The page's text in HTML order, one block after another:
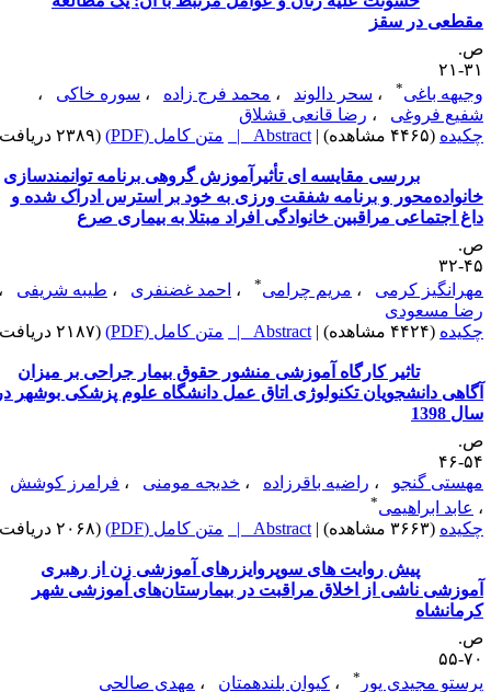
در سقز
۲۱
باغی
سحر دالوند محمد فرج زاده سوره خاکی
فروغی
رضا قانعی قشلاق
(۴۴۶۵ مشاهده) |
Abstract | متن کامل (PDF) (۲۳۸۹ دریافت)
بررسی مقایسه ای تأثیرآموزش گروهی برنامه توانمندسازی
و برنامه شفقت ورزی به خود بر استرس ادراک شده و
اجتماعی مراقبین خانوادگی افراد مبتلا به بیماری صرع
۳۲
کرمی
مریم چرامی احمد غضنفری طیبه شریفی
مسعودی
(۴۴۲۴ مشاهده) |
Abstract | متن کامل (PDF) (۲۱۸۷ دریافت)
تاثیر کارگاه آموزشی منشور حقوق بیمار جراحی بر میزان
دانشجویان تکنولوژی اتاق عمل دانشگاه علوم پزشکی بوشهر در
1398
۴۶
گنجو
راضیه باقرزاده خدیجه مومنی
فرامرز کوشش
عابد ابراهیمی
(۳۶۶۳ مشاهده) |
Abstract | متن کامل (PDF) (۲۰۶۸ دریافت)
پیش روایت های سوپروایزرهای آموزشی زن از رهبری
ناشی از اخلاق مراقبت در بیمارستان‌های آموزشی شهر
۵۵
مجیدی پور
کیوان بلندهمتان مهدی صالحی